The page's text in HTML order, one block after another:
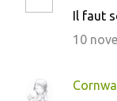
Il faut
10